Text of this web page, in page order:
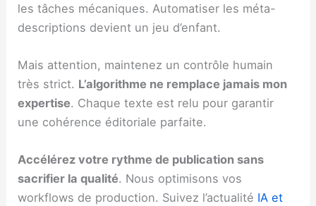
les tâches mécaniques. Automatiser les méta-
descriptions devient un jeu d’enfant.
Mais attention, maintenez un contrôle humain
très strict. L’algorithme ne remplace jamais mon
expertise. Chaque texte est relu pour garantir
une cohérence éditoriale parfaite.
Accélérez votre rythme de publication sans
sacrifier la qualité. Nous optimisons vos
workflows de production. Suivez l’actualité IA et